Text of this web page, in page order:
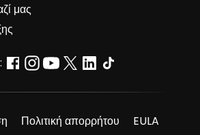
μας
Πολιτική απορρήτου
EULA